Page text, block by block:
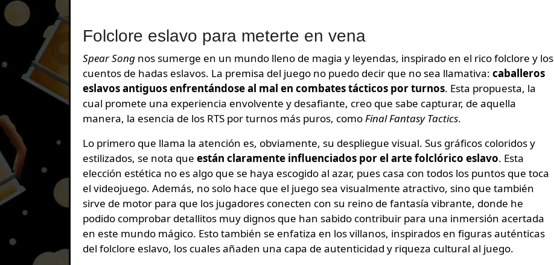
Folclore eslavo para meterte en vena
Spear Song nos sumerge en un mundo lleno de magia y leyendas, inspirado en el rico folclore y los
cuentos de hadas eslavos. La premisa del juego no puedo decir que no sea llamativa: caballeros
eslavos antiguos enfrentándose al mal en combates tácticos por turnos. Esta propuesta, la
cual promete una experiencia envolvente y desafiante, creo que sabe capturar, de aquella
manera, la esencia de los RTS por turnos más puros, comoFinal Fantasy Tactics.
Lo primero que llama la atención es, obviamente, su despliegue visual. Sus gráficos coloridos y
estilizados, se nota que están claramente influenciados por el arte folclórico eslavo. Esta
elección estética no es algo que se haya escogido al azar, pues casa con todos los puntos que toca
el videojuego. Además, no solo hace que el juego sea visualmente atractivo, sino que también
sirve de motor para que los jugadores conecten con su reino de fantasía vibrante, donde he
podido comprobar detallitos muy dignos que han sabido contribuir para una inmersión acertada
en este mundo mágico. Esto también se enfatiza en los villanos, inspirados en figuras auténticas
del folclore eslavo, los cuales añaden una capa de autenticidad y riqueza cultural al juego.